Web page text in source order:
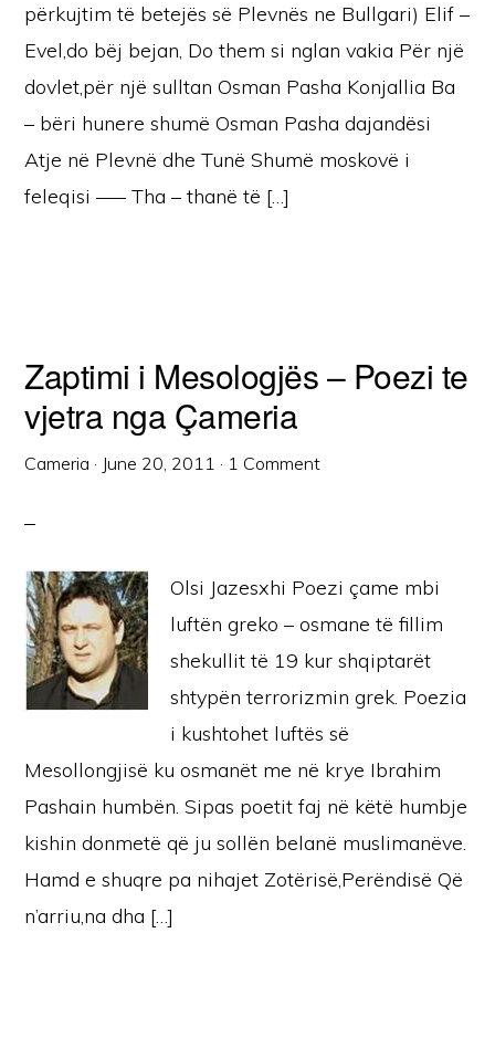
përkujtim të betejës së Plevnës ne Bullgari) Elif –
Evel,do bëj bejan, Do them si nglan vakia Për një
dovlet,për një sulltan Osman Pasha Konjallia Ba
– bëri hunere shumë Osman Pasha dajandësi
Atje në Plevnë dhe Tunë Shumë moskovë i
feleqisi —– Tha – thanë të […]
Zaptimi i Mesologjës – Poezi te
vjetra nga Çameria
Cameria · June 20, 2011 · 1 Comment
Olsi Jazesxhi Poezi çame mbi
luftën greko – osmane të fillim
shekullit të 19 kur shqiptarët
shtypën terrorizmin grek. Poezia
i kushtohet luftës së
Mesollongjisë ku osmanët me në krye Ibrahim
Pashain humbën. Sipas poetit faj në këtë humbje
kishin donmetë që ju sollën belanë muslimanëve.
Hamd e shuqre pa nihajet Zotërisë,Perëndisë Që
n’arriu,na dha […]